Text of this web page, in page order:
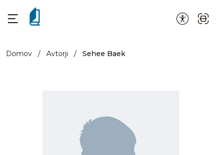
Domov / Avtorji / Sehee Baek